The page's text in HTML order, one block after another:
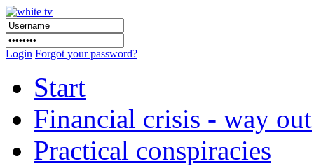
Login Forgot your password?
Start
Financial crisis - way out
Practical conspiracies